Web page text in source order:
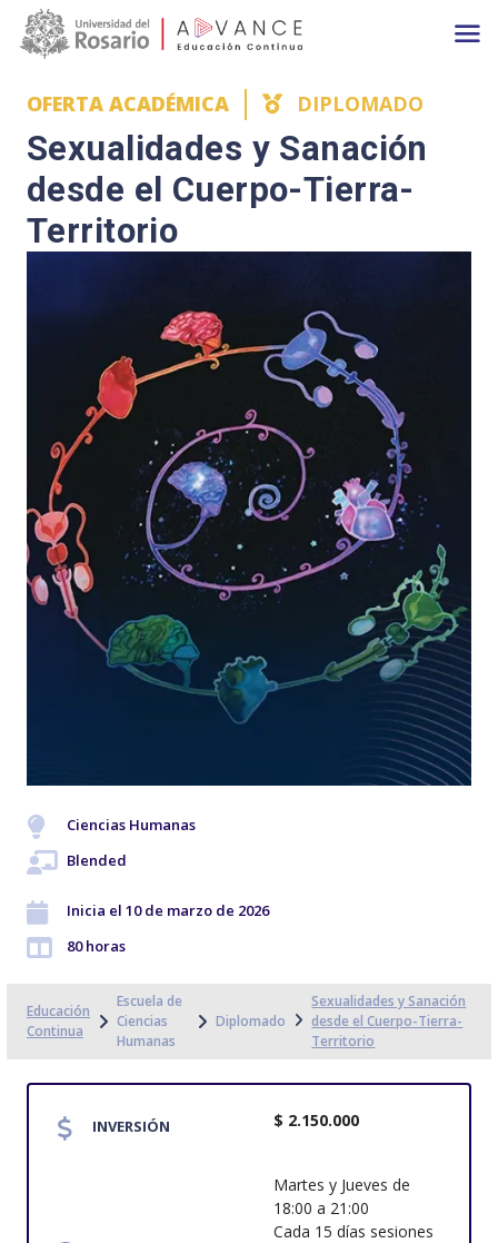
Pasar al contenido principal
Main navigation
OFERTA ACADÉMICA DIPLOMADO
Sexualidades y Sanación
desde el Cuerpo-Tierra-
Territorio
Ciencias Humanas
Blended
Inicia el 10 de marzo de 2026
80 horas
Educación
Continua
Escuela de
Ciencias
Humanas
Diplomado
Sexualidades y Sanación
desde el Cuerpo-Tierra-
Territorio
INVERSIÓN $ 2.150.000
Martes y Jueves de
18:00 a 21:00
Cada 15 días sesiones